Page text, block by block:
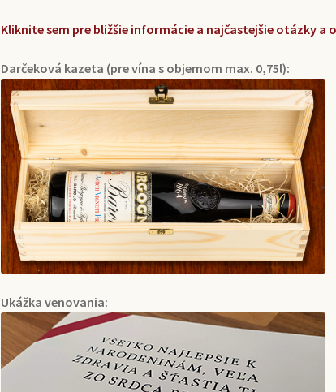
Kliknite sem pre bližšie informácie a najčastejšie otázky a
Darčeková kazeta (pre vína s objemom max. 0,75l):
Ukážka venovania: